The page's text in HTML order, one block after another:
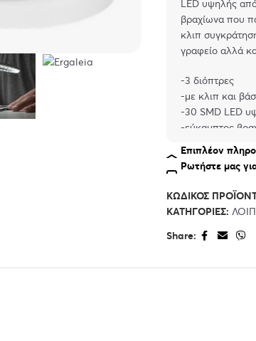
LED υψηλής
βραχίωνα που
κλιπ
γραφείο αλλά
-3 διόπτρες
-με κλιπ και
-30 SMD LED
-εύκαμπτος
Τεχνικά
Connections:
Magnification: 3
Επιπλέον
Ρωτήστε μας
ΚΩΔΙΚΌΣ
ΚΑΤΗΓΟΡΊΕΣ:
Share: